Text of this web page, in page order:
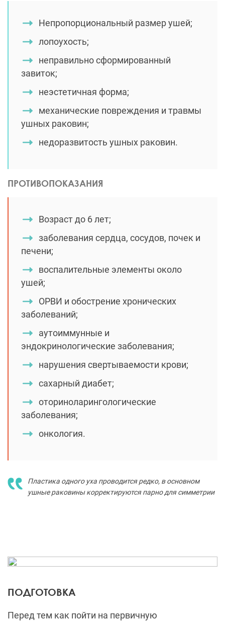
Непропорциональный размер ушей;
лопоухость;
неправильно сформированный
завиток;
неэстетичная форма;
механические повреждения и травмы
ушных раковин;
недоразвитость ушных раковин.
ПРОТИВОПОКАЗАНИЯ
Возраст до 6 лет;
заболевания сердца, сосудов, почек и
печени;
воспалительные элементы около
ушей;
ОРВИ и обострение хронических
заболеваний;
аутоиммунные и
эндокринологические заболевания;
нарушения свертываемости крови;
сахарный диабет;
оториноларингологические
заболевания;
онкология.
Пластика одного уха проводится редко, в основном
ушные раковины корректируются парно для симметрии
ПОДГОТОВКА
Перед тем как пойти на первичную